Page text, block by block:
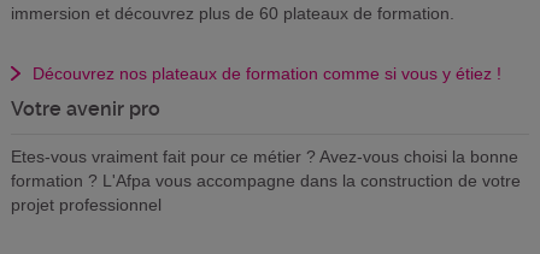
immersion et découvrez plus de 60 plateaux de formation.
Découvrez nos plateaux de formation comme si vous y étiez !
Votre avenir pro
Etes-vous vraiment fait pour ce métier ? Avez-vous choisi la bonne
formation ? L'Afpa vous accompagne dans la construction de votre
projet professionnel